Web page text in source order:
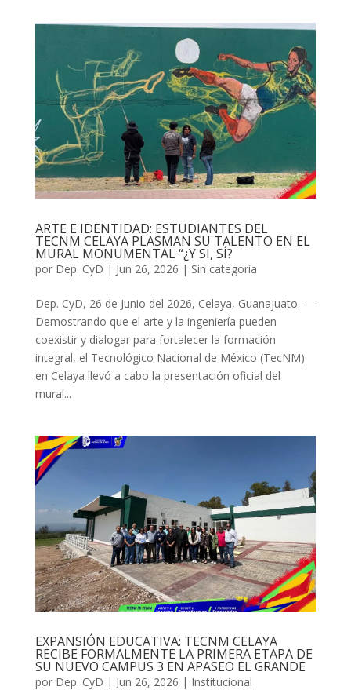
ARTE E IDENTIDAD: ESTUDIANTES DEL
TECNM CELAYA PLASMAN SU TALENTO EN EL
MURAL MONUMENTAL “¿Y SI, SÍ?
por Dep. CyD | Jun 26, 2026 | Sin categoría
Dep. CyD, 26 de Junio del 2026, Celaya, Guanajuato. —
Demostrando que el arte y la ingeniería pueden
coexistir y dialogar para fortalecer la formación
integral, el Tecnológico Nacional de México (TecNM)
en Celaya llevó a cabo la presentación oficial del
mural...
EXPANSIÓN EDUCATIVA: TECNM CELAYA
RECIBE FORMALMENTE LA PRIMERA ETAPA DE
SU NUEVO CAMPUS 3 EN APASEO EL GRANDE
por Dep. CyD | Jun 26, 2026 | Institucional